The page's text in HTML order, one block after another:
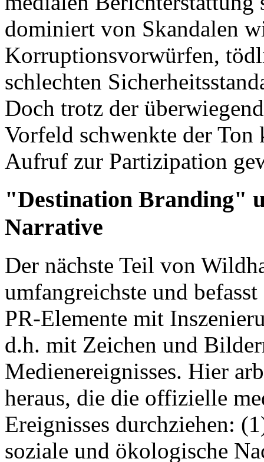
dominiert von Skandalen
Korruptionsvorwürfen,
schlechten
Doch trotz der
Vorfeld schwenkte der
Aufruf zur Partizipation
"Destination Branding"
Narrative
Der nächste Teil von
umfangreichste und
PR-Elemente mit
d.h. mit Zeichen und
Medienereignisses. Hier
heraus, die die offizielle
Ereignisses durchziehen:
soziale und ökologische